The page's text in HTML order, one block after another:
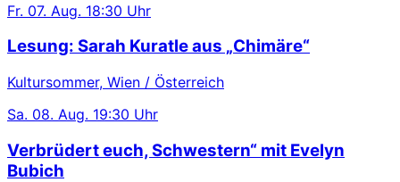
Fr. 07. Aug. 18:30 Uhr
Lesung: Sarah Kuratle aus „Chimäre“
Kultursommer, Wien / Österreich
Sa. 08. Aug. 19:30 Uhr
Verbrüdert euch, Schwestern“ mit Evelyn
Bubich